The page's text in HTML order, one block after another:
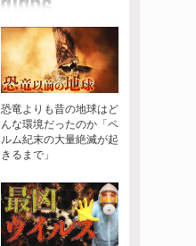
恐竜よりも昔の地球はど
んな環境だったのか「ペ
ルム紀末の大量絶滅が起
きるまで」